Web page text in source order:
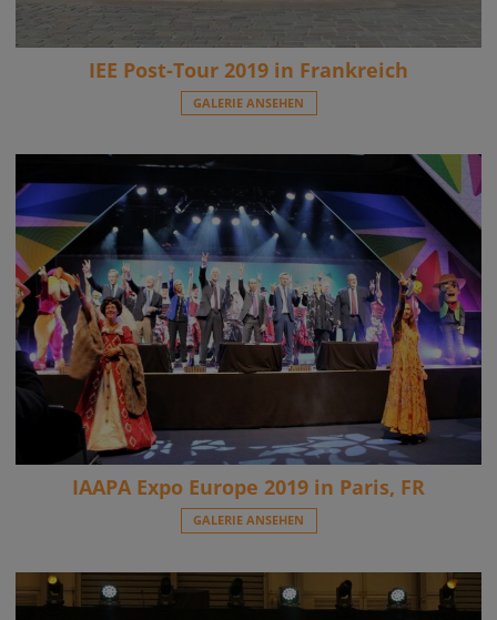
IEE Post-Tour 2019 in Frankreich
GALERIE ANSEHEN
IAAPA Expo Europe 2019 in Paris, FR
GALERIE ANSEHEN